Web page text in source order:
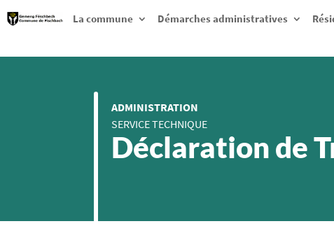
La commune Démarches administratives
ADMINISTRATION
SERVICE TECHNIQUE
Déclaration de